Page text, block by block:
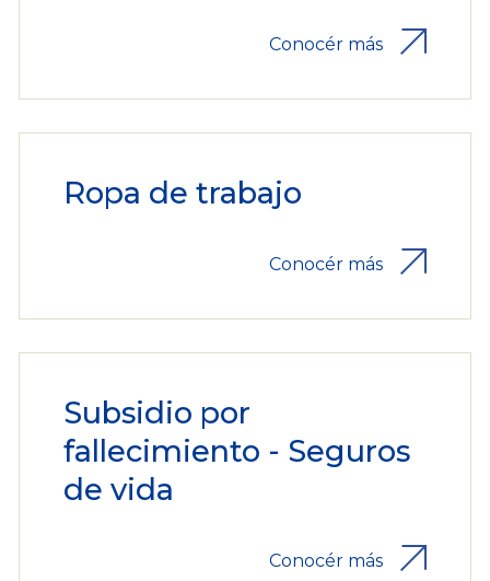
Conocér más
Ropa de trabajo
Conocér más
Subsidio por
fallecimiento - Seguros
de vida
Conocér más